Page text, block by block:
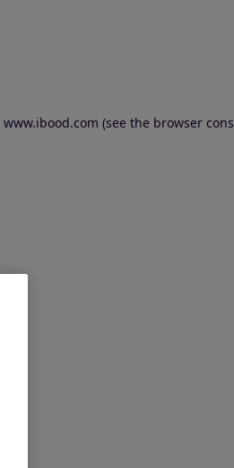
www.ibood.com (see the browser